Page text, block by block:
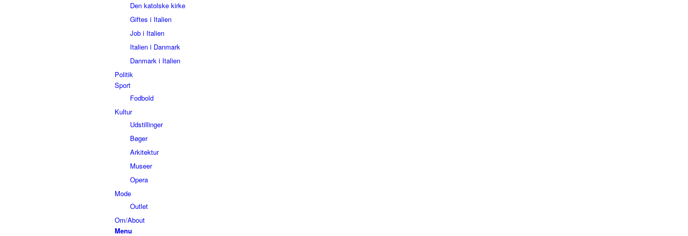
Den katolske kirke
Giftes i Italien
Job i Italien
Italien i Danmark
Danmark i Italien
Politik
Sport
Fodbold
Kultur
Udstillinger
Bøger
Arkitektur
Museer
Opera
Mode
Outlet
Om/About
Menu